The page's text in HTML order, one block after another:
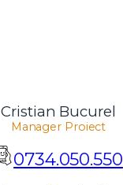
Cristian Bucurel
Manager Proiect
0734.050.550